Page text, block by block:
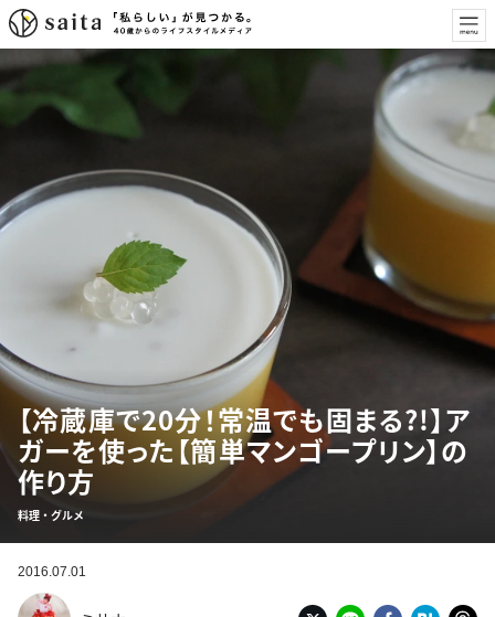
【冷蔵庫で20分！常温でも固まる?!】ア
ガーを使った【簡単マンゴープリン】の
作り方
料理・グルメ
2016.07.01